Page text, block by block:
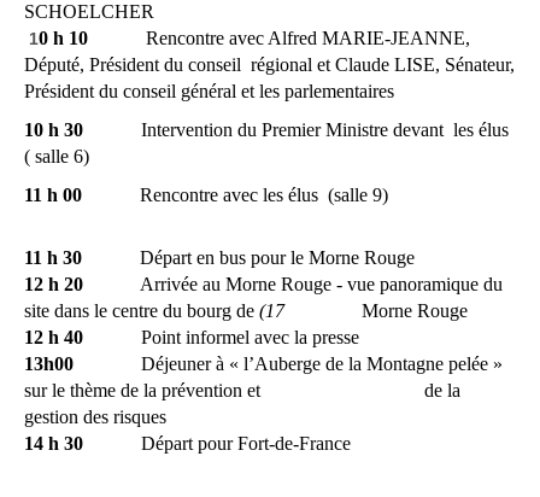
SCHOELCHER
10 h 10
Rencontre avec Alfred MARIE-JEANNE,
Député, Président du conseil régional et Claude LISE, Sénateur,
Président du conseil général et les parlementaires
10 h 30
Intervention du Premier Ministre devant les élus
( salle 6)
11 h 00
Rencontre avec les élus (salle 9)
11 h 30
Départ en bus pour le Morne Rouge
12 h 20
Arrivée au Morne Rouge - vue panoramique du
site dans le centre du bourg de (17
Morne Rouge
12 h 40
Point informel avec la presse
13h00
Déjeuner à « l’Auberge de la Montagne pelée »
sur le thème de la prévention et
de la
gestion des risques
14 h 30
Départ pour Fort-de-France